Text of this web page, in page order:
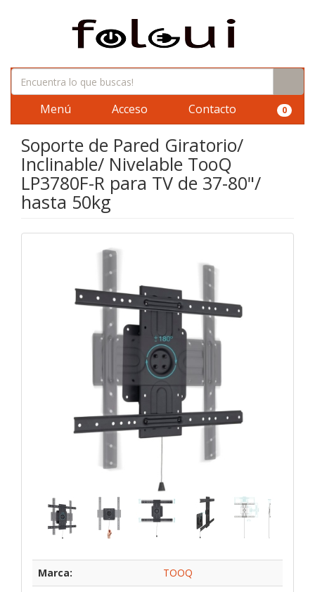
Menú Acceso Contacto 0
Soporte de Pared Giratorio/
Inclinable/ Nivelable TooQ
LP3780F-R para TV de 37-80"/
hasta 50kg
Marca:
TOOQ